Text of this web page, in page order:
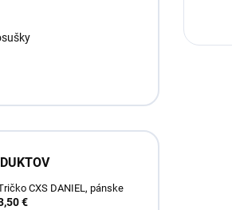
CXS DANIEL, pánske
€